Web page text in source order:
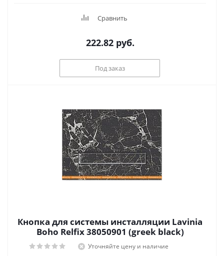
Сравнить
222.82 руб.
Под заказ
Кнопка для системы инсталляции Lavinia
Boho Relfix 38050901 (greek black)
Уточняйте цену и наличие